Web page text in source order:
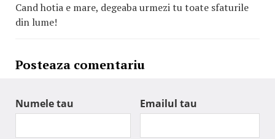
Cand hotia e mare, degeaba urmezi tu toate sfaturile
din lume!
Posteaza comentariu
Numele tau Emailul tau